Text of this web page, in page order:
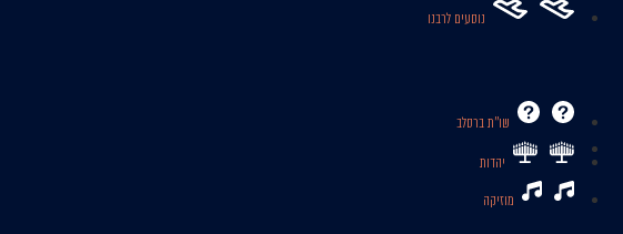
נוסעים לרבנו
שו’’ת ברסלב
יהדות
מוזיקה